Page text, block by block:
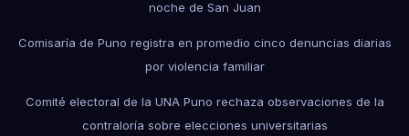
noche de San Juan
Comisaría de Puno registra en promedio cinco denuncias diarias
por violencia familiar
Comité electoral de la UNA Puno rechaza observaciones de la
contraloría sobre elecciones universitarias